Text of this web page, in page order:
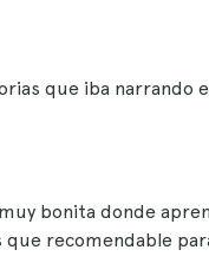
que iba narrando
bonita donde
recomendable